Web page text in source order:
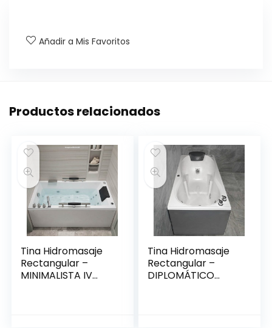
Añadir a Mis Favoritos
Productos relacionados
Tina Hidromasaje
Rectangular –
MINIMALISTA IV
Tina Hidromasaje
Rectangular –
DIPLOMÁTICO